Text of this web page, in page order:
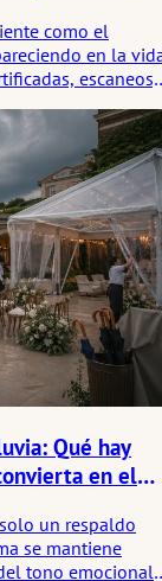
como el
en la
escaneos,
un documento
Qué hay
en el
un respaldo
se mantiene
tono emocional